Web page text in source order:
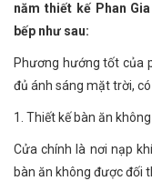
năm thiết kế Phan
bếp như sau:
Phương hướng tốt của
đủ ánh sáng mặt trời,
1. Thiết kế bàn ăn
Cửa chính là nơi nạp
bàn ăn không được đối